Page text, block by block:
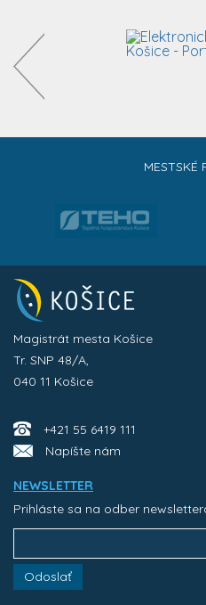
MESTSKÉ
Magistrát mesta Košice
Tr. SNP 48/A,
040 11 Košice
+421 55 6419 111
Napíšte nám
NEWSLETTER
Prihláste sa na odber
Odoslať